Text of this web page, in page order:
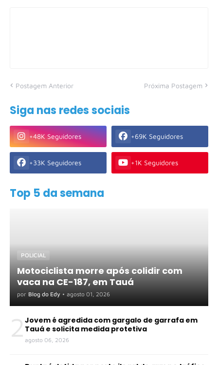
Postagem Anterior Próxima Postagem
Siga nas redes sociais
+48K Seguidores +69K Seguidores
+33K Seguidores +1K Seguidores
Top 5 da semana
POLICIAL
Motociclista morre após colidir com
vaca na CE-187, em Tauá
por Blog do Edy • agosto 01, 2026
2 Jovem é agredida com gargalo de garrafa em
Tauá e solicita medida protetiva
agosto 06, 2026